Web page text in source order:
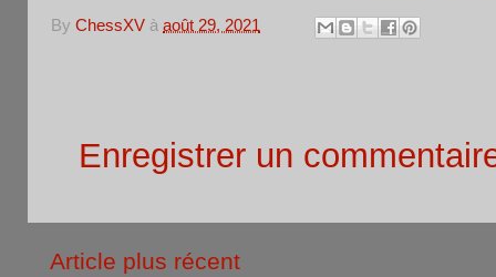
By ChessXV à août 29, 2021
Enregistrer un
Article plus récent